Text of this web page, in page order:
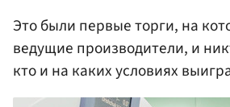
Это были первые торги, на
ведущие производители, и
кто и на каких условиях